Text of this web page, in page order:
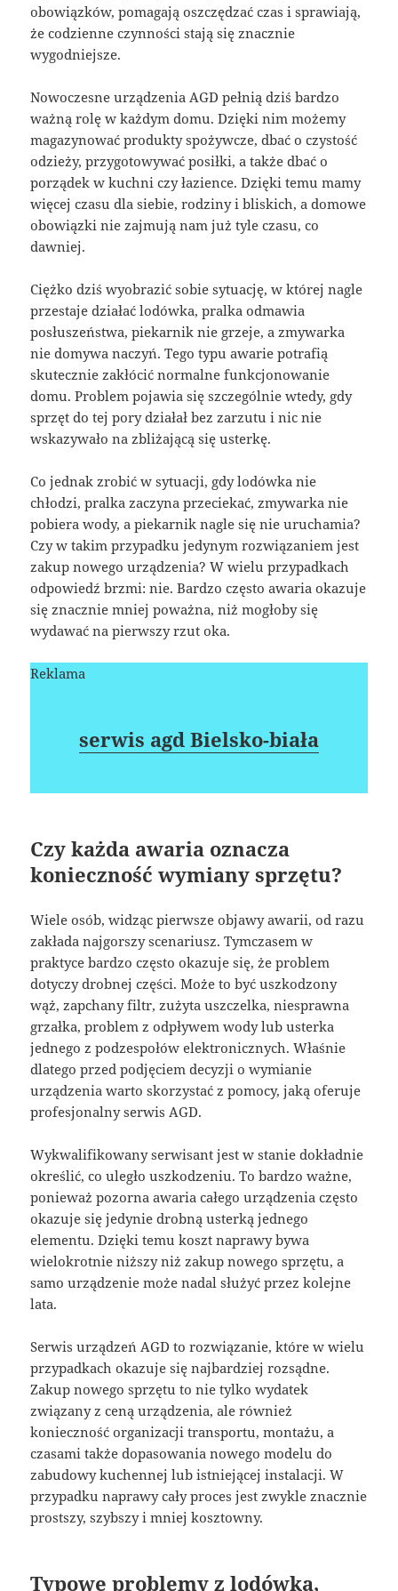
obowiązków, pomagają oszczędzać czas i sprawiają,
że codzienne czynności stają się znacznie
wygodniejsze.
Nowoczesne urządzenia AGD pełnią dziś bardzo
ważną rolę w każdym domu. Dzięki nim możemy
magazynować produkty spożywcze, dbać o czystość
odzieży, przygotowywać posiłki, a także dbać o
porządek w kuchni czy łazience. Dzięki temu mamy
więcej czasu dla siebie, rodziny i bliskich, a domowe
obowiązki nie zajmują nam już tyle czasu, co
dawniej.
Ciężko dziś wyobrazić sobie sytuację, w której nagle
przestaje działać lodówka, pralka odmawia
posłuszeństwa, piekarnik nie grzeje, a zmywarka
nie domywa naczyń. Tego typu awarie potrafią
skutecznie zakłócić normalne funkcjonowanie
domu. Problem pojawia się szczególnie wtedy, gdy
sprzęt do tej pory działał bez zarzutu i nic nie
wskazywało na zbliżającą się usterkę.
Co jednak zrobić w sytuacji, gdy lodówka nie
chłodzi, pralka zaczyna przeciekać, zmywarka nie
pobiera wody, a piekarnik nagle się nie uruchamia?
Czy w takim przypadku jedynym rozwiązaniem jest
zakup nowego urządzenia? W wielu przypadkach
odpowiedź brzmi: nie. Bardzo często awaria okazuje
się znacznie mniej poważna, niż mogłoby się
wydawać na pierwszy rzut oka.
Reklama
serwis agd Bielsko-biała
Czy każda awaria oznacza
konieczność wymiany sprzętu?
Wiele osób, widząc pierwsze objawy awarii, od razu
zakłada najgorszy scenariusz. Tymczasem w
praktyce bardzo często okazuje się, że problem
dotyczy drobnej części. Może to być uszkodzony
wąż, zapchany filtr, zużyta uszczelka, niesprawna
grzałka, problem z odpływem wody lub usterka
jednego z podzespołów elektronicznych. Właśnie
dlatego przed podjęciem decyzji o wymianie
urządzenia warto skorzystać z pomocy, jaką oferuje
profesjonalny serwis AGD.
Wykwalifikowany serwisant jest w stanie dokładnie
określić, co uległo uszkodzeniu. To bardzo ważne,
ponieważ pozorna awaria całego urządzenia często
okazuje się jedynie drobną usterką jednego
elementu. Dzięki temu koszt naprawy bywa
wielokrotnie niższy niż zakup nowego sprzętu, a
samo urządzenie może nadal służyć przez kolejne
lata.
Serwis urządzeń AGD to rozwiązanie, które w wielu
przypadkach okazuje się najbardziej rozsądne.
Zakup nowego sprzętu to nie tylko wydatek
związany z ceną urządzenia, ale również
konieczność organizacji transportu, montażu, a
czasami także dopasowania nowego modelu do
zabudowy kuchennej lub istniejącej instalacji. W
przypadku naprawy cały proces jest zwykle znacznie
prostszy, szybszy i mniej kosztowny.
Typowe problemy z lodówką,